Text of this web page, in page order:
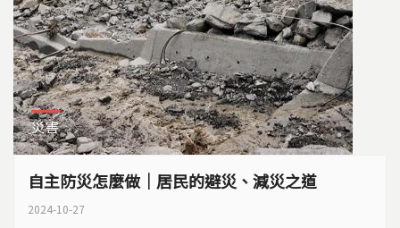
災害
自主防災怎麼做｜居民的避災、減災之道
2024-10-27